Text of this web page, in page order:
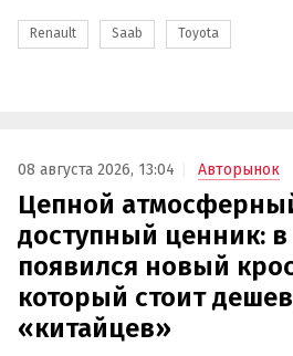
Renault Saab Toyota
08 августа 2026, 13:04 Авторынок
Цепной
доступный ценник: в
появился новый
который стоит
«китайцев»